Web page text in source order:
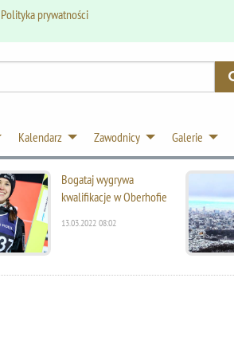
Polityka prywatności
Kalendarz Zawodnicy Galerie
Bogataj wygrywa
kwalifikacje w Oberhofie
13.03.2022 08:02